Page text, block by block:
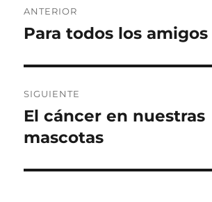
de
ANTERIOR
Entrada
Para todos los amigos
SIGUIENTE
Entrada
siguiente:
El cáncer en nuestras
mascotas